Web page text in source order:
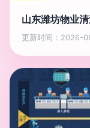
山东潍坊物业
更新时间：2026-